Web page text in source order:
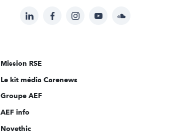
Suivez-
sur:
LinkedInFacebookInstagramYouTubeSoundcloud
Mission RSE
Le kit média Carenews
Groupe AEF
AEF info
Novethic